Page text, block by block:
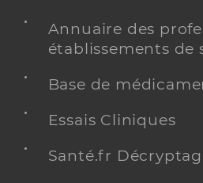
Annuaire des
établissements de
Base de
Essais Cliniques
Santé.fr